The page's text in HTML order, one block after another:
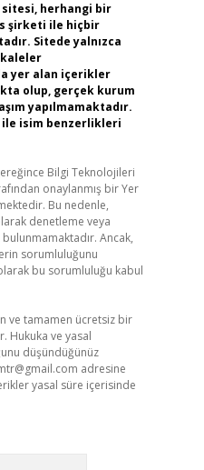
herhangi bir
şirketi ile hiçbir
Sitede yalnızca
yer alan içerikler
olup, gerçek kurum
yapılmamaktadır.
ile isim benzerlikleri
Bilgi Teknolojileri
onaylanmış bir Yer
Bu nedenle,
denetleme veya
Ancak,
sorumluluğunu
bu sorumluluğu kabul
ve tamamen ücretsiz bir
Hukuka ve yasal
düşündüğünüz
adresine
yasal süre içerisinde